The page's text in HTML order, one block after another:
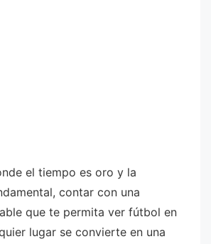
el tiempo es oro y la
contar con una
que te permita ver fútbol en
lugar se convierte en una